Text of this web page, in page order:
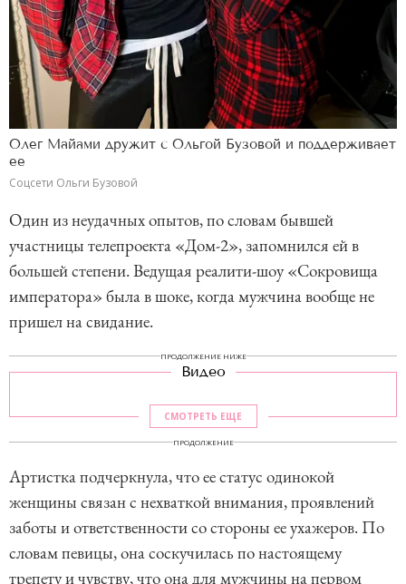
Олег Майами дружит с Ольгой Бузовой и поддерживает
ее
Соцсети Ольги Бузовой
Один из неудачных опытов, по словам бывшей
участницы телепроекта «Дом-2», запомнился ей в
большей степени. Ведущая реалити-шоу «Сокровища
императора» была в шоке, когда мужчина вообще не
пришел на свидание.
ПРОДОЛЖЕНИЕ НИЖЕ
Видео
СМОТРЕТЬ ЕЩЕ
ПРОДОЛЖЕНИЕ
Артистка подчеркнула, что ее статус одинокой
женщины связан с нехваткой внимания, проявлений
заботы и ответственности со стороны ее ухажеров. По
словам певицы, она соскучилась по настоящему
трепету и чувству, что она для мужчины на первом